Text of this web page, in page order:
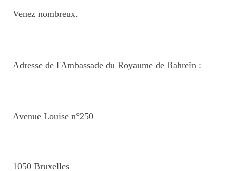
Venez nombreux.
Adresse de l'Ambassade du Royaume de Bahreïn :
Avenue Louise n°250
1050 Bruxelles